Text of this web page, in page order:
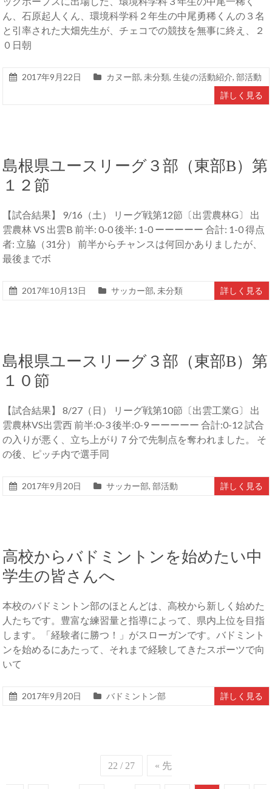
ん、石原起人くん、環境科学科２年生の中尾勇稀くんの３名
と引率された大畑先生が、チェコでの競技を無事に終え、２
０日朝
2017年9月22日 カヌー部, 未分類,生徒の活動紹介,部活動
詳しく見る
島根県ユースリーグ３部（東部B）第
１２節
【試合結果】 9/16（土） リーグ戦第12節〔出雲農林G〕 出
雲農林 VS 出雲B 前半: 0-0 後半: 1-0 ーーーーー 合計: 1-0 得点
者: 立脇（31分） 前半からチャンスは何回かありましたが、
最後までボ
2017年10月13日 サッカー部, 未分類 詳しく見る
島根県ユースリーグ３部（東部B）第
１０節
【試合結果】 8/27（日） リーグ戦第10節〔出雲工業G〕 出
雲農林VS出雲西 前半:0-3 後半:0-9 ーーーーー 合計:0-12 試合
の入りが悪く、立ち上がり７分で先制点を奪われました。 そ
の後、ピッチ内で選手同
2017年9月20日 サッカー部,部活動 詳しく見る
高校からバドミントンを始めたい中
学生の皆さんへ
本校のバドミントン部のほとんどは、高校から新しく始めた
人たちです。豊富な練習量と指導によって、県内上位を目指
します。「経験者に勝つ！」がスローガンです。バドミント
ンを始めるにあたって、それまで経験してきたスポーツで向
いて
2017年9月20日 バドミントン部 詳しく見る
22 / 27 « 先